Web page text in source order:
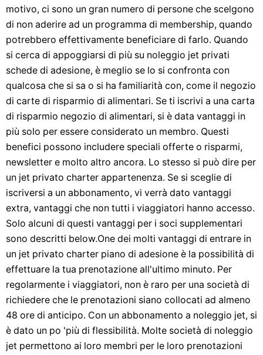
motivo, ci sono un gran numero di persone che scelgono
di non aderire ad un programma di membership, quando
potrebbero effettivamente beneficiare di farlo. Quando
si cerca di appoggiarsi di più su noleggio jet privati ​​
schede di adesione, è meglio se lo si confronta con
qualcosa che si sa o si ha familiarità con, come il negozio
di carte di risparmio di alimentari. Se ti iscrivi a una carta
di risparmio negozio di alimentari, si è data vantaggi in
più solo per essere considerato un membro. Questi
benefici possono includere speciali offerte o risparmi,
newsletter e molto altro ancora. Lo stesso si può dire per
un jet privato charter appartenenza. Se si sceglie di
iscriversi a un abbonamento, vi verrà dato vantaggi
extra, vantaggi che non tutti i viaggiatori hanno accesso.
Solo alcuni di questi vantaggi per i soci supplementari
sono descritti below.One dei molti vantaggi di entrare in
un jet privato charter piano di adesione è la possibilità di
effettuare la tua prenotazione all'ultimo minuto. Per
regolarmente i viaggiatori, non è raro per una società di
richiedere che le prenotazioni siano collocati ad almeno
48 ore di anticipo. Con un abbonamento a noleggio jet, si
è dato un po 'più di flessibilità. Molte società di noleggio
jet permettono ai loro membri per le loro prenotazioni